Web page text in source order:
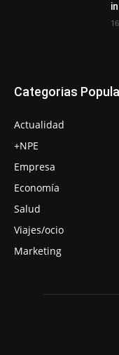
Categorias
Actualidad
+NPE
Empresa
Economía
Salud
Viajes/ocio
Marketing